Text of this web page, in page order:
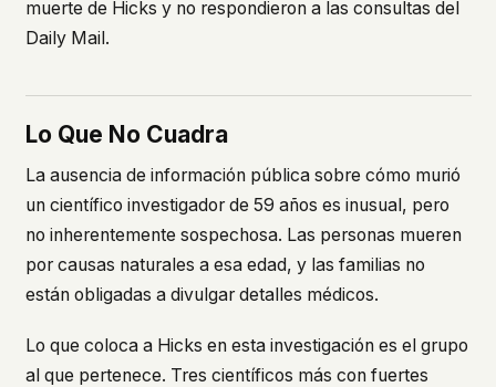
muerte de Hicks y no respondieron a las consultas del
Daily Mail.
Lo Que No Cuadra
La ausencia de información pública sobre cómo murió
un científico investigador de 59 años es inusual, pero
no inherentemente sospechosa. Las personas mueren
por causas naturales a esa edad, y las familias no
están obligadas a divulgar detalles médicos.
Lo que coloca a Hicks en esta investigación es el grupo
al que pertenece. Tres científicos más con fuertes